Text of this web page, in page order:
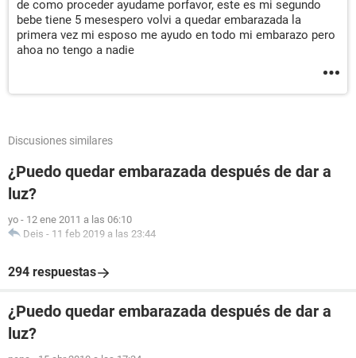
de como proceder ayudame porfavor, este es mi segundo
bebe tiene 5 mesespero volvi a quedar embarazada la
primera vez mi esposo me ayudo en todo mi embarazo pero
ahoa no tengo a nadie
Discusiones similares
¿Puedo quedar embarazada después de dar a
luz?
yo - 12 ene 2011 a las 06:10
Deis - 11 feb 2019 a las 23:44
294 respuestas
¿Puedo quedar embarazada después de dar a
luz?